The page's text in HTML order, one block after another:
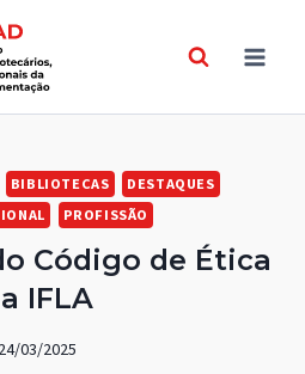
BIBLIOTECAS
DESTAQUES
PROFISSÃO
Código de Ética
IFLA
24/03/2025